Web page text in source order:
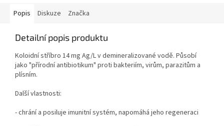
Popis Diskuze Značka
Detailní popis produktu
Koloidní stříbro 14 mg Ag/L v demineralizované vodě. Působí
jako "přírodní antibiotikum" proti bakteriím, virům, parazitům a
plísním.
Další vlastnosti:
- chrání a posiluje imunitní systém, napomáhá jeho regeneraci